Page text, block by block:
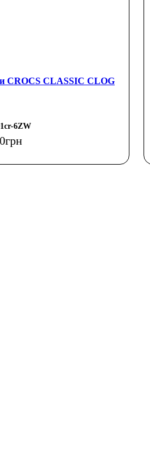
CROCS CLASSIC CLOG
6ZW
грн